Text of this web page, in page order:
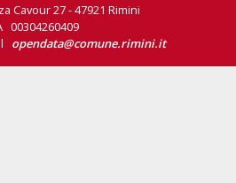
Cavour 27 - 47921 Rimini
00304260409
opendata@comune.rimini.it